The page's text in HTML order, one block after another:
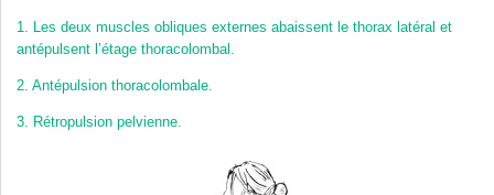
1. Les deux muscles obliques externes abaissent le thorax latéral et
antépulsent l’étage thoracolombal.
2. Antépulsion thoracolombale.
3. Rétropulsion pelvienne.